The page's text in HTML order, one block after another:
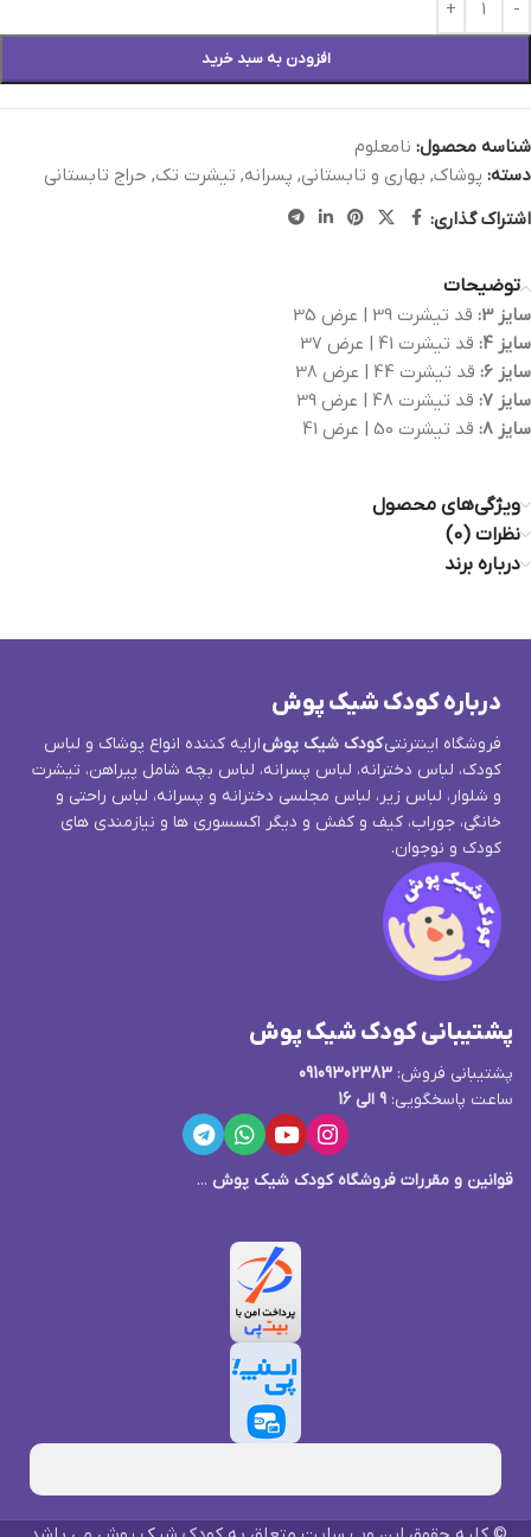
افزودن به سبد خرید
شناسه محصول: نامعلوم
دسته: پوشاک, بهاری و تابستانی, پسرانه, تیشرت تک, حراج تابستانی
اشتراک گذاری:
توضیحات
سایز 3:
قد تیشرت 39 | عرض 35
سایز 4:
قد تیشرت 41 | عرض 37
سایز 6:
قد تیشرت 44 | عرض 38
سایز 7:
قد تیشرت 48 | عرض 39
سایز 8:
قد تیشرت 50 | عرض 41
ویژگی‌های محصول
نظرات (0)
درباره برند
درباره کودک شیک پوش
فروشگاه اینترنتیکودک شیک پوشارایه کننده انواع پوشاک و لباس
کودک، لباس دخترانه، لباس پسرانه، لباس بچه شامل پیراهن، تیشرت
و شلوار، لباس زیر، لباس مجلسی دخترانه و پسرانه، لباس راحتی و
خانگی، جوراب، کیف و کفش و دیگر اکسسوری ها و نیازمندی های
کودک و نوجوان.
پشتیبانی کودک شیک پوش
پشتیبانی فروش: 09109302383
ساعت پاسخگویی: 9 الی 16
قوانین و مقررات فروشگاه کودک شیک پوش ...